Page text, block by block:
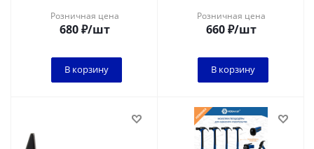
Розничная цена
680₽/шт
В корзину
Розничная цена
660₽/шт
В корзину